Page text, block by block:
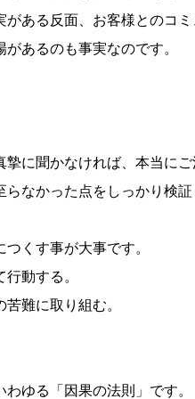
ある反面、お客様とのコミ
あるのも事実なのです。
摯に聞かなければ、本当
なかった点をしっかり検
くす事が大事です。
動する。
難に取り組む。
ゆる「因果の法則」です。